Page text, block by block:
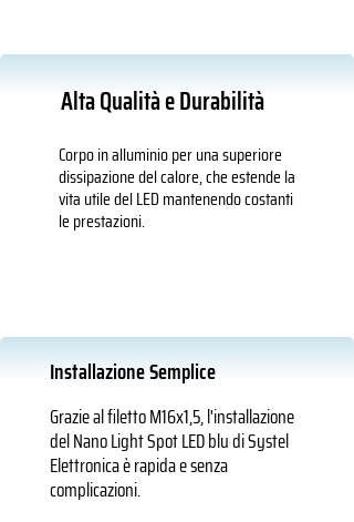
Alta Qualità e Durabilità
Corpo in alluminio per una superiore
dissipazione del calore, che estende la
vita utile del LED mantenendo costanti
le prestazioni.
Installazione Semplice
Grazie al filetto M16x1,5, l'installazione
del Nano Light Spot LED blu di Systel
Elettronica è rapida e senza
complicazioni.